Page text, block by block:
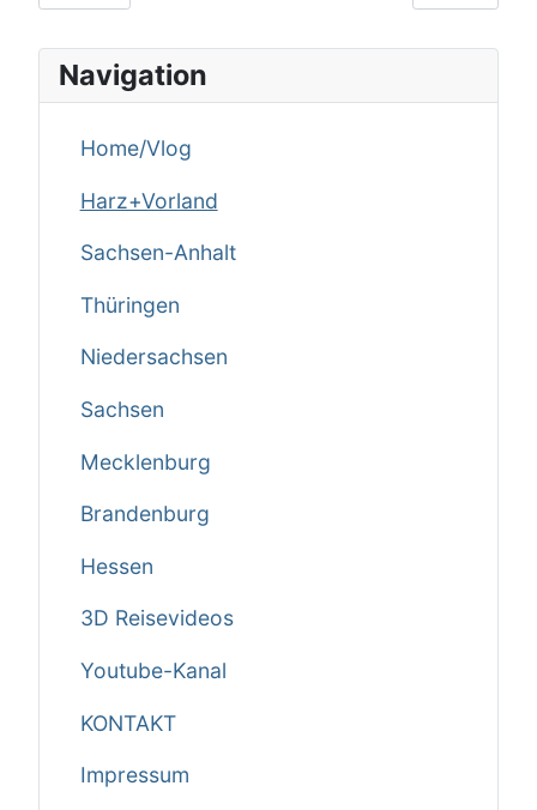
Navigation
Home/Vlog
Harz+Vorland
Sachsen-Anhalt
Thüringen
Niedersachsen
Sachsen
Mecklenburg
Brandenburg
Hessen
3D Reisevideos
Youtube-Kanal
KONTAKT
Impressum